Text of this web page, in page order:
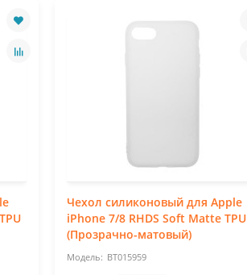
Чехол силиконовый для Apple
iPhone 7/8 RHDS Soft Matte TPU
(Прозрачно-матовый)
BT015959